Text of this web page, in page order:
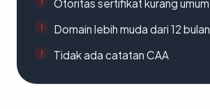
Otoritas sertifikat kurang umum
Domain lebih muda dari 12 bulan
Tidak ada catatan CAA